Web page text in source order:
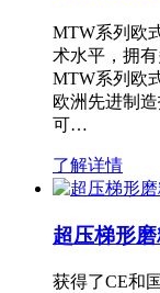
MTW系列欧
术水平，拥
MTW系列欧
欧洲先进制
可…
了解详情
超压梯形
获得了CE和